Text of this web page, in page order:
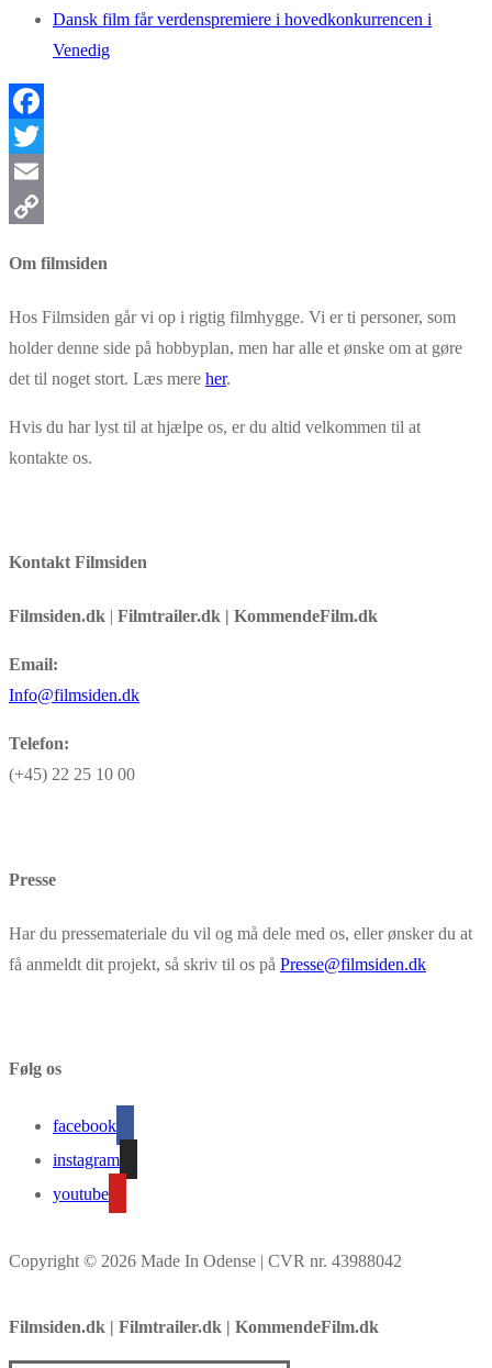
Dansk film får verdenspremiere i hovedkonkurrencen i
Venedig
Facebook
Twitter
Email
Om filmsiden
Hos Filmsiden går vi op i rigtig filmhygge. Vi er ti personer, som
holder denne side på hobbyplan, men har alle et ønske om at gøre
det til noget stort. Læs mere her.
Hvis du har lyst til at hjælpe os, er du altid velkommen til at
kontakte os.
Kontakt Filmsiden
Filmsiden.dk | Filmtrailer.dk | KommendeFilm.dk
Email:
Info@filmsiden.dk
Telefon:
(+45) 22 25 10 00
Presse
Har du pressemateriale du vil og må dele med os, eller ønsker du at
få anmeldt dit projekt, så skriv til os på Presse@filmsiden.dk
Følg os
facebook
instagram
youtube
Copyright © 2026 Made In Odense | CVR nr. 43988042
Filmsiden.dk | Filmtrailer.dk | KommendeFilm.dk